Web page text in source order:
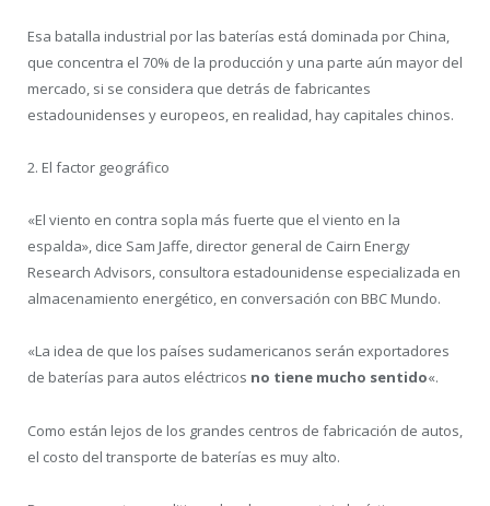
Esa batalla industrial por las baterías está dominada por China,
que concentra el 70% de la producción y una parte aún mayor del
mercado, si se considera que detrás de fabricantes
estadounidenses y europeos, en realidad, hay capitales chinos.
2. El factor geográfico
«El viento en contra sopla más fuerte que el viento en la
espalda», dice Sam Jaffe, director general de Cairn Energy
Research Advisors, consultora estadounidense especializada en
almacenamiento energético, en conversación con BBC Mundo.
«La idea de que los países sudamericanos serán exportadores
de baterías para autos eléctricos no tiene mucho sentido«.
Como están lejos de los grandes centros de fabricación de autos,
el costo del transporte de baterías es muy alto.